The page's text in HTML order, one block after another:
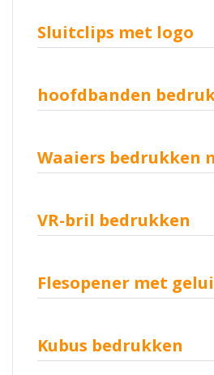
Sluitclips met logo
hoofdbanden
Waaiers bedrukken
VR-bril bedrukken
Flesopener met
Kubus bedrukken